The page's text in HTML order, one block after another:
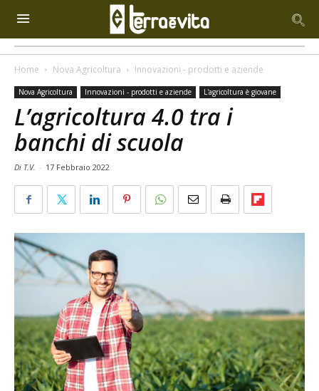
Home Nova Agricoltura Innovazioni - prodotti e aziende
Nova Agricoltura Innovazioni - prodotti e aziende L'agricoltura è giovane
L’agricoltura 4.0 tra i
banchi di scuola
Di T.V. - 17 Febbraio 2022